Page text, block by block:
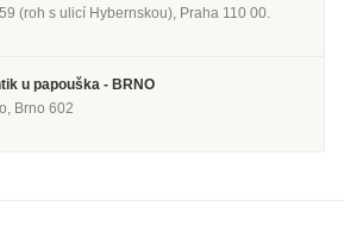
(roh s ulicí Hybernskou), Praha 110 00.
u papouška - BRNO
Brno 602